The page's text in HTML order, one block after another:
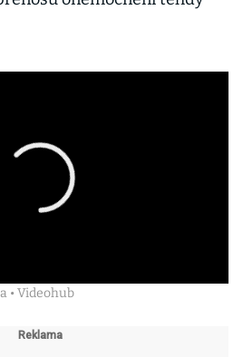
• Videohub